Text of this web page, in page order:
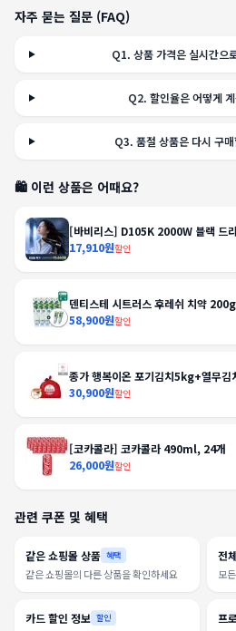
자주 묻는 질문 (FAQ)
Q1.상품 가격은 실시간으
Q2.할인율은 어떻게
Q3. 품절 상품은 다시 구
🛍️ 이런 상품은 어때요?
[바비리스] D105K 2000W 블랙 드
17,910원할인
덴티스테 시트러스 후레쉬 치약
58,900원할인
종가 행복이온 포기김치5kg+열무
30,900원할인
[코카콜라] 코카콜라 490ml, 24개
26,000원할인
관련 쿠폰 및 혜택
같은 쇼핑몰 상품 혜택
같은 쇼핑몰의 다른 상품을 확인하세요
전
모
카드 할인 정보 할인 프